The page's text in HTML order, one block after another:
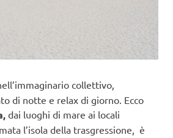
collettivo,
di notte e relax di giorno. Ecco
dai luoghi di mare ai locali
l’isola della trasgressione, è